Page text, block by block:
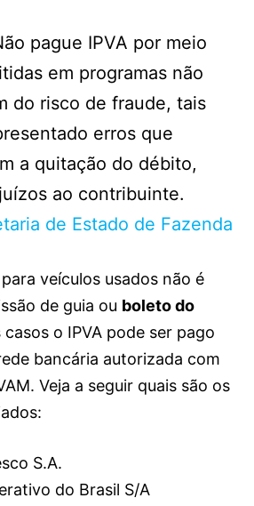
pague IPVA por meio
em programas não
do risco de fraude, tais
erros que
a quitação do débito,
ao contribuinte.
de Estado de Fazenda
veículos usados não é
de guia ou boleto do
casos o IPVA pode ser pago
bancária autorizada com
Veja a seguir quais são os
S.A.
do Brasil S/A